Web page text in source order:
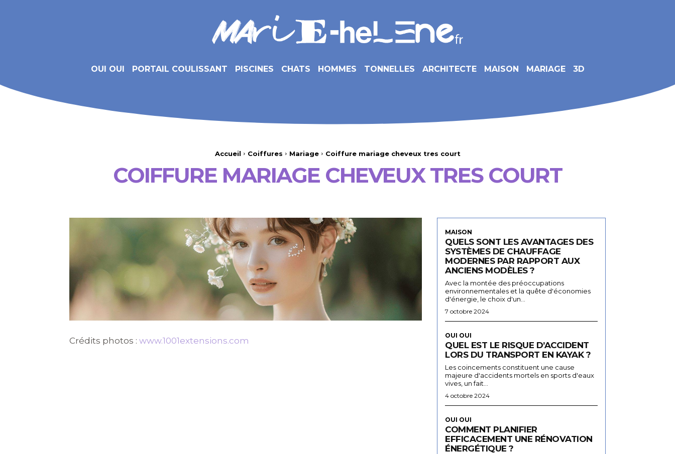
OUI OUI PORTAIL COULISSANT PISCINES CHATS HOMMES TONNELLES ARCHITECTE MAISON MARIAGE 3D
Accueil Coiffures Mariage Coiffure mariage cheveux tres court
COIFFURE MARIAGE CHEVEUX TRES COURT
Crédits photos : www.1001extensions.com
MAISON
QUELS SONT LES AVANTAGES DES
SYSTÈMES DE CHAUFFAGE
MODERNES PAR RAPPORT AUX
ANCIENS MODÈLES ?
Avec la montée des préoccupations
environnementales et la quête d'économies
d'énergie, le choix d'un...
7 octobre 2024
OUI OUI
QUEL EST LE RISQUE D’ACCIDENT
LORS DU TRANSPORT EN KAYAK ?
Les coincements constituent une cause
majeure d'accidents mortels en sports d'eaux
vives, un fait...
4 octobre 2024
OUI OUI
COMMENT PLANIFIER
EFFICACEMENT UNE RÉNOVATION
ÉNERGÉTIQUE ?